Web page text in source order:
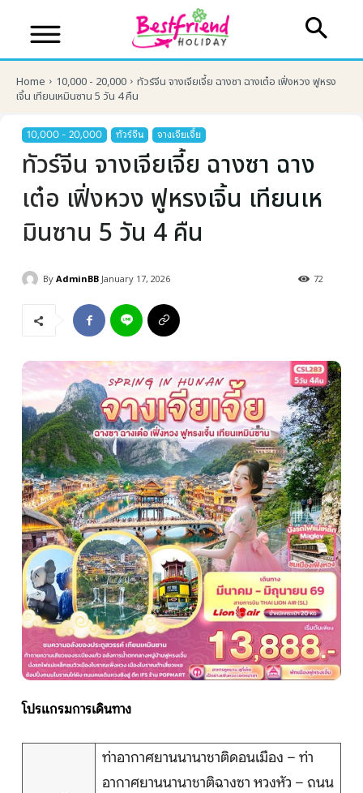
บริษัทเบสเฟรนด์ ฮอลิเดย์
เส้นทางที่ต้องการ
หน้าแรก
ทัวร์ต่างประเทศ
จัดกรุ๊ปต่างประเทศ
โปรไฟไหม้
ทัวร์ในประเทศ
จัดกรุ๊ปในประเทศ
เรือเจ้าพระยา
บริการอื่นๆ
Home 10,000 - 20,000
ทัวร์จีน จางเจียเจี้ย ฉางซา ฉางเต๋อ เฟิ่งหวง ฟูหรง
เจิ้น เทียนเหมินซาน 5 วัน 4 คืน
10,000 - 20,000 ทัวร์จีน จางเจียเจี้ย
ทัวร์จีน จางเจียเจี้ย ฉางซา ฉาง
เต๋อ เฟิ่งหวง ฟูหรงเจิ้น เทียนเห
มินซาน 5 วัน 4 คืน
By AdminBB January 17, 2026 72
โปรแกรมการเดินทาง
ท่าอากาศยานนานาชาติดอนเมือง – ท่า
อากาศยานนานาชาติฉางซา หวงหัว – ถนน